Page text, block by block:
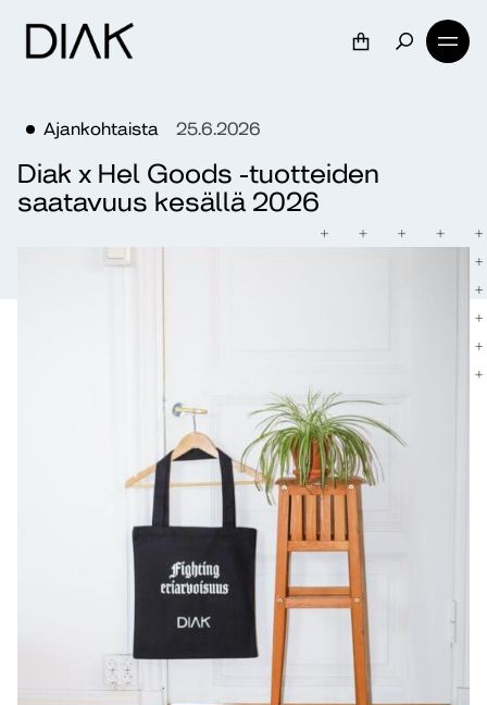
Ajankohtaista 25.6.2026
Diak x Hel Goods -tuotteiden
saatavuus kesällä 2026